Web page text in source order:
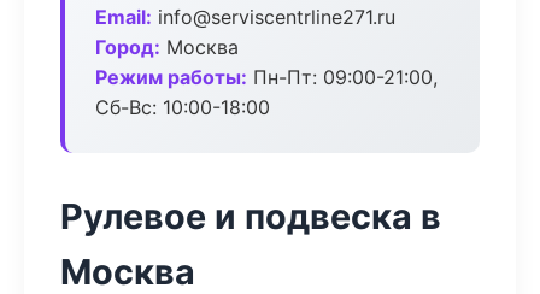
Email: info@serviscentrline271.ru
Город: Москва
Режим работы: Пн-Пт: 09:00-21:00,
Сб-Вс: 10:00-18:00
Рулевое и подвеска в
Москва